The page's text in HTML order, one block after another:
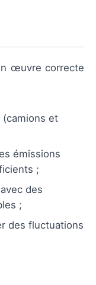
œuvre correcte
et
émissions
;
des
;
des fluctuations